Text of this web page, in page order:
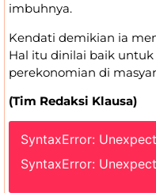
imbuhnya.
Kendati demikian ia
Hal itu dinilai baik
perekonomian di
(Tim Redaksi Klausa)
SyntaxError:
SyntaxError: